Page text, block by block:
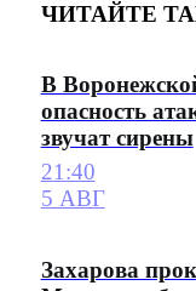
ЧИТАЙТЕ
В
опасность
звучат сирены
21:40
5 АВГ
Захарова